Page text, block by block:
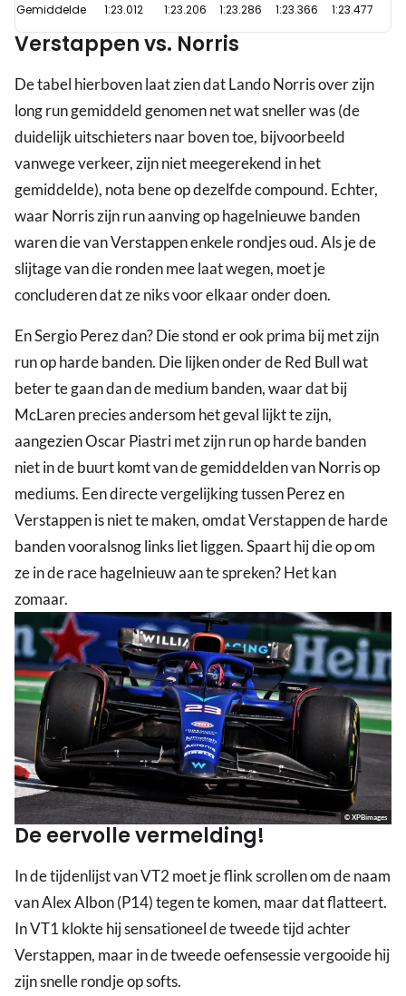
Gemiddelde 1:23.012 1:23.206 1:23.286 1:23.366 1:23.477
Verstappen vs. Norris
De tabel hierboven laat zien dat Lando Norris over zijn
long run gemiddeld genomen net wat sneller was (de
duidelijk uitschieters naar boven toe, bijvoorbeeld
vanwege verkeer, zijn niet meegerekend in het
gemiddelde), nota bene op dezelfde compound. Echter,
waar Norris zijn run aanving op hagelnieuwe banden
waren die van Verstappen enkele rondjes oud. Als je de
slijtage van die ronden mee laat wegen, moet je
concluderen dat ze niks voor elkaar onder doen.
En Sergio Perez dan? Die stond er ook prima bij met zijn
run op harde banden. Die lijken onder de Red Bull wat
beter te gaan dan de medium banden, waar dat bij
McLaren precies andersom het geval lijkt te zijn,
aangezien Oscar Piastri met zijn run op harde banden
niet in de buurt komt van de gemiddelden van Norris op
mediums. Een directe vergelijking tussen Perez en
Verstappen is niet te maken, omdat Verstappen de harde
banden vooralsnog links liet liggen. Spaart hij die op om
ze in de race hagelnieuw aan te spreken? Het kan
zomaar.
© XPBimages
De eervolle vermelding!
In de tijdenlijst van VT2 moet je flink scrollen om de naam
van Alex Albon (P14) tegen te komen, maar dat flatteert.
In VT1 klokte hij sensationeel de tweede tijd achter
Verstappen, maar in de tweede oefensessie vergooide hij
zijn snelle rondje op softs.